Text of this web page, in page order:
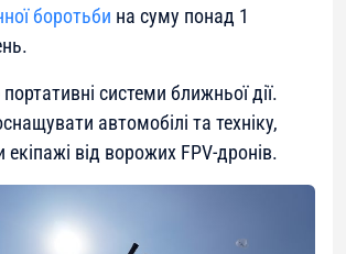
боротьби на суму понад 1
системи ближньої дії.
автомобілі та техніку,
від ворожих FPV-дронів.